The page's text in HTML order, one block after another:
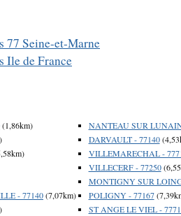
77 Seine-et-Marne
Ile de France
(1,86km)
- 77140(7,07km)
NANTEAU SUR
DARVAULT - 77140
VILLEMARECHAL -
VILLECERF - 77250
MONTIGNY SUR
POLIGNY - 77167
ST ANGE LE VIEL -